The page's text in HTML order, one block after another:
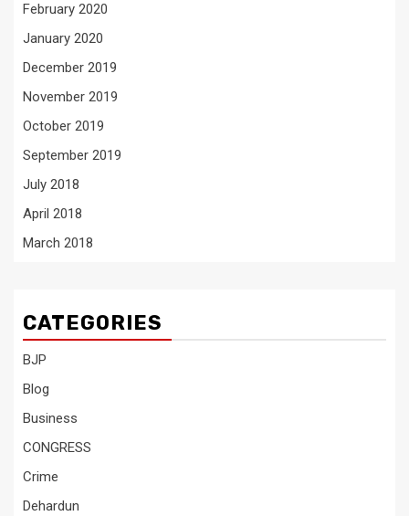
February 2020
January 2020
December 2019
November 2019
October 2019
September 2019
July 2018
April 2018
March 2018
CATEGORIES
BJP
Blog
Business
CONGRESS
Crime
Dehardun